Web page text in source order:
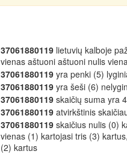
37061880119 lietuvių kalboje
vienas aštuoni aštuoni nulis
37061880119 yra penki (5)
37061880119 yra šeši (6)
37061880119 skaičių suma yra
37061880119 atvirkštinis
37061880119 skaičius nulis (0)
vienas (1) kartojasi tris (3)
(2) kartus